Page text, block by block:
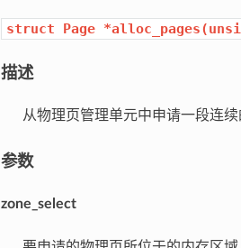
struct Page
描述
从物理页管理单元中申请一段连续
参数
zone_select